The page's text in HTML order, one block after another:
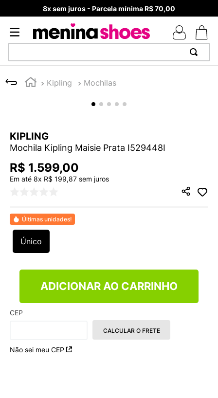
8x sem juros - Parcela mínima R$ 70,00
Kipling Mochilas
KIPLING
Mochila Kipling Maisie Prata I529448I
R$ 1.599,00
Em até 8x R$ 199,87 sem juros
Últimas unidades!
Único
ADICIONAR AO CARRINHO
CEP
Não sei meu CEP
CALCULAR O FRETE
1
TÊNIS NEWS BALANCE 530
MELISSAS MINI BABY
º
NEW 9060
5º
ADIDAS
6º
SAMBA
9 º
NEW 530
10º VEJA COUNTRY